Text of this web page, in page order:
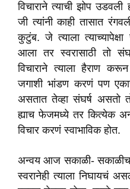
विचाराने त्याची झोप उडवली
जी त्यांनी काही तासात
कुटुंब. जे त्याला
आला तर स्वरासाठी तो
विचाराने त्याला हैराण
जगाशी भांडण करणं पण
असतात तेव्हा संघर्ष
ह्याच फेजमध्ये तर कित्येक
विचार करणं स्वाभाविक होत.
अन्वय आज सकाळी- सकाळीच
स्वरानेही त्याला निघायचं